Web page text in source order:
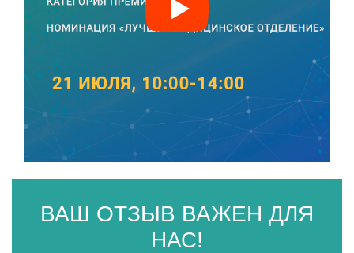
ВАШ ОТЗЫВ ВАЖЕН ДЛЯ
НАС!